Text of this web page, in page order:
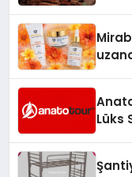
Lüks